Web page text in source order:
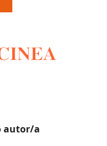
autor/a